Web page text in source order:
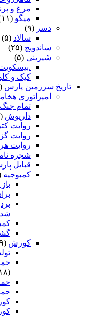
مرغ و
میگو (۱۱)
دسر (۹)
سالاد (۵)
ساندویچ (۲۵)
شیرینی (۵)
کیک و
تاریخ سرزمین پارس (۱۱۷)
امپراتوری
تمام
داریوش (۱)
روایت
روایت
روایت
شجره
قبایل
کمبوجیه
کورش (۸۹)
(۱۸)